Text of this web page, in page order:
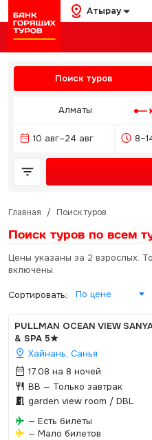
Атырау
Поиск туров
Алматы
10 авг–24 авг
Главная / Поиск туров
Поиск туров по всем
Цены указаны за 2 взрослых.
включены.
Сортировать: По цене
PULLMAN OCEAN VIEW
& SPA 5★
Хайнань, Санья
17.08 на 8 ночей
BB — Только завтрак
garden view room / DBL
— Есть билеты
— Мало билетов